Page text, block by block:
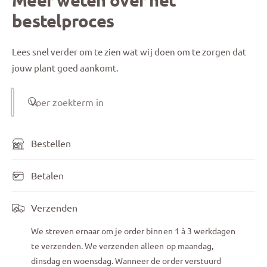
bestelproces
Lees snel verder om te zien wat wij doen om te zorgen dat
jouw plant goed aankomt.
Voer zoekterm in
Bestellen
Betalen
Verzenden
We streven ernaar om je order binnen 1 à 3 werkdagen
te verzenden. We verzenden alleen op maandag,
dinsdag en woensdag. Wanneer de order verstuurd